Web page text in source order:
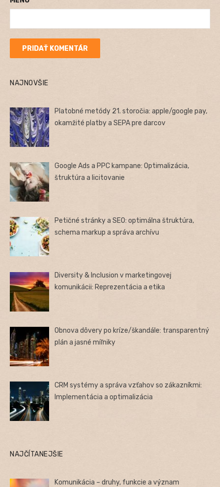
NAJNOVŠIE
Platobné metódy 21. storočia: apple/google pay,
okamžité platby a SEPA pre darcov
Google Ads a PPC kampane: Optimalizácia,
štruktúra a licitovanie
Petičné stránky a SEO: optimálna štruktúra,
schema markup a správa archívu
Diversity & Inclusion v marketingovej
komunikácii: Reprezentácia a etika
Obnova dôvery po kríze/škandále: transparentný
plán a jasné míľniky
CRM systémy a správa vzťahov so zákazníkmi:
Implementácia a optimalizácia
NAJČÍTANEJŠIE
Komunikácia – druhy, funkcie a význam